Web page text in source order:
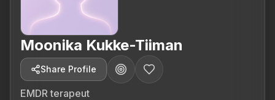
Moonika Kukke-Tiiman
Share Profile
EMDR terapeut